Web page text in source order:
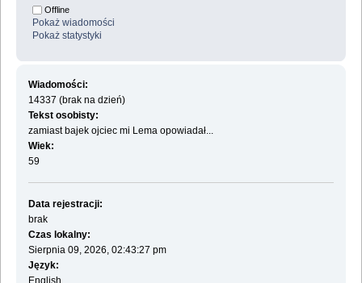
Offline
Pokaż wiadomości
Pokaż statystyki
Wiadomości:
14337 (brak na dzień)
Tekst osobisty:
zamiast bajek ojciec mi Lema opowiadał...
Wiek:
59
Data rejestracji:
brak
Czas lokalny:
Sierpnia 09, 2026, 02:43:27 pm
Język:
English